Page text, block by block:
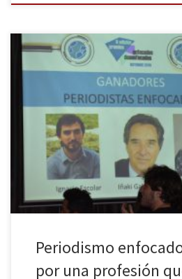
El periodismo que alienta,
cambio social tuvo su cita más crítica
noche de ayer en el Círculo de Bellas
Enfoque, convocados por la
Desarrollo de España y tres grupos […]
Periodismo
por una profesión